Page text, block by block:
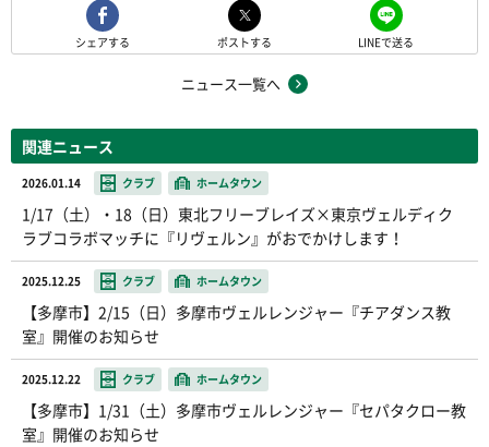
シェアする ポストする LINEで送る
ニュース一覧へ
関連ニュース
2026.01.14 クラブ ホームタウン
1/17（土）・18（日）東北フリーブレイズ×東京ヴェルディク
ラブコラボマッチに『リヴェルン』がおでかけします！
2025.12.25 クラブ ホームタウン
【多摩市】2/15（日）多摩市ヴェルレンジャー『チアダンス教
室』開催のお知らせ
2025.12.22 クラブ ホームタウン
【多摩市】1/31（土）多摩市ヴェルレンジャー『セパタクロー教
室』開催のお知らせ